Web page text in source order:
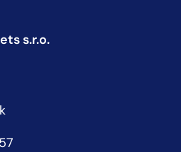
s.r.o.